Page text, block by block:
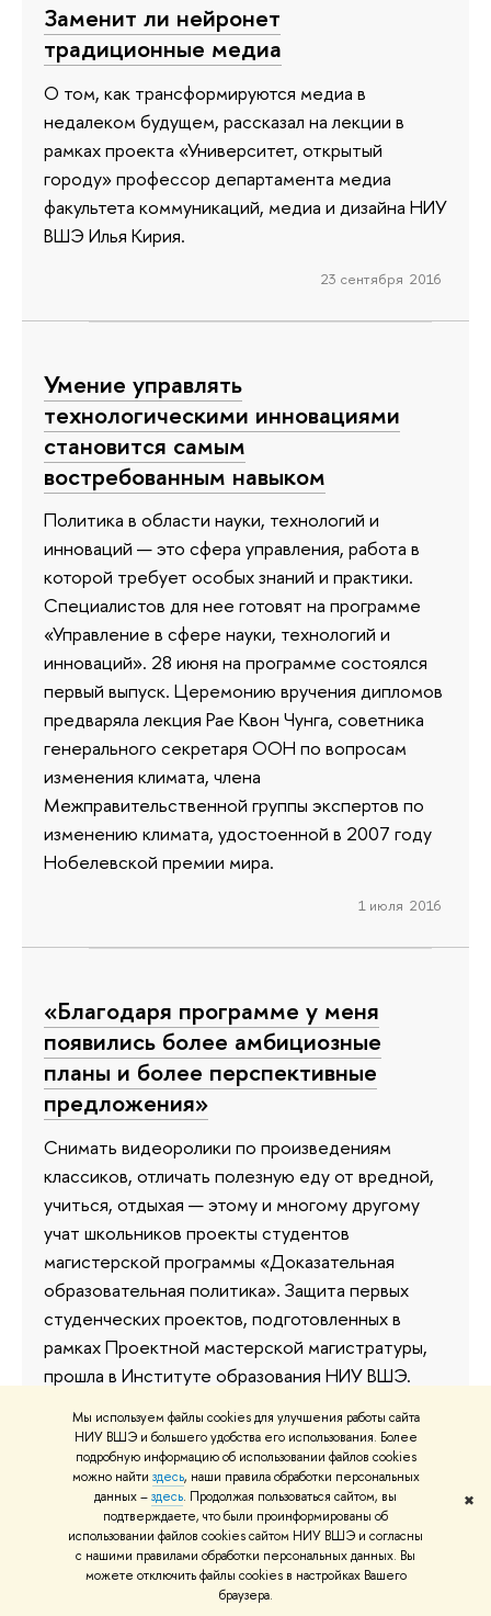
Мы используем файлы cookies для улучшения работы сайта
НИУ ВШЭ и большего удобства его использования. Более
подробную информацию об использовании файлов cookies
можно найти здесь, наши правила обработки персональных
данных –здесь. Продолжая пользоваться сайтом, вы
подтверждаете, что были проинформированы об
использовании файлов cookies сайтом НИУ ВШЭ и согласны
с нашими правилами обработки персональных данных. Вы
можете отключить файлы cookies в настройках Вашего
браузера.
✖
Заменит ли нейронет
традиционные медиа
О том, как трансформируются медиа в
недалеком будущем, рассказал на лекции в
рамках проекта «Университет, открытый
городу» профессор департамента медиа
факультета коммуникаций, медиа и дизайна НИУ
ВШЭ Илья Кирия.
23 сентября 2016
Умение управлять
технологическими инновациями
становится самым
востребованным навыком
Политика в области науки, технологий и
инноваций — это сфера управления, работа в
которой требует особых знаний и практики.
Специалистов для нее готовят на программе
«Управление в сфере науки, технологий и
инноваций». 28 июня на программе состоялся
первый выпуск. Церемонию вручения дипломов
предваряла лекция Рае Квон Чунга, советника
генерального секретаря ООН по вопросам
изменения климата, члена
Межправительственной группы экспертов по
изменению климата, удостоенной в 2007 году
Нобелевской премии мира.
1 июля 2016
«Благодаря программе у меня
появились более амбициозные
планы и более перспективные
предложения»
Снимать видеоролики по произведениям
классиков, отличать полезную еду от вредной,
учиться, отдыхая — этому и многому другому
учат школьников проекты студентов
магистерской программы «Доказательная
образовательная политика». Защита первых
студенческих проектов, подготовленных в
рамках Проектной мастерской магистратуры,
прошла в Институте образования НИУ ВШЭ.
28 июня 2016
О ВЫШКЕ